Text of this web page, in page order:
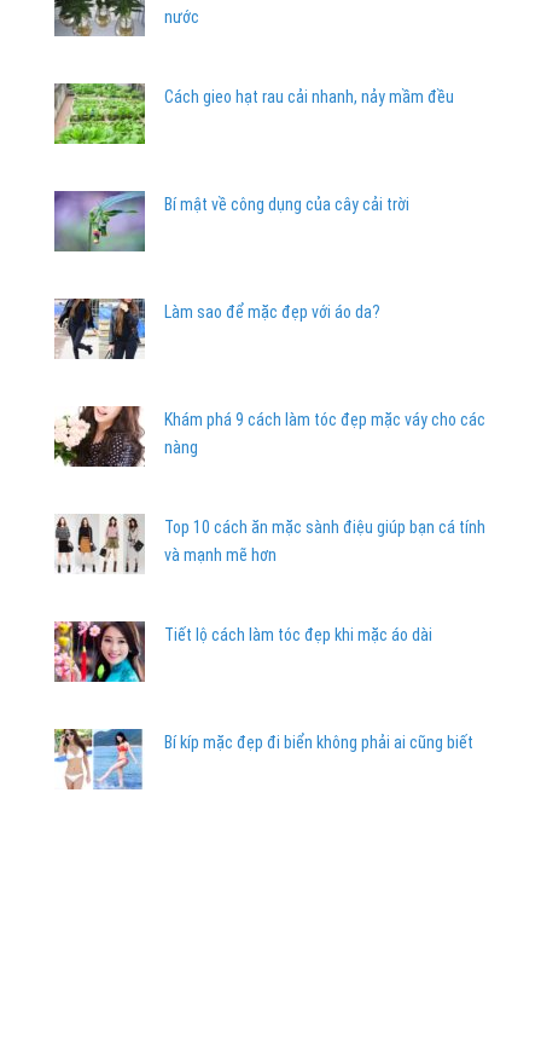
nước
Cách gieo hạt rau cải nhanh, nảy mầm đều
Bí mật về công dụng của cây cải trời
Làm sao để mặc đẹp với áo da?
Khám phá 9 cách làm tóc đẹp mặc váy cho các
nàng
Top 10 cách ăn mặc sành điệu giúp bạn cá tính
và mạnh mẽ hơn
Tiết lộ cách làm tóc đẹp khi mặc áo dài
Bí kíp mặc đẹp đi biển không phải ai cũng biết